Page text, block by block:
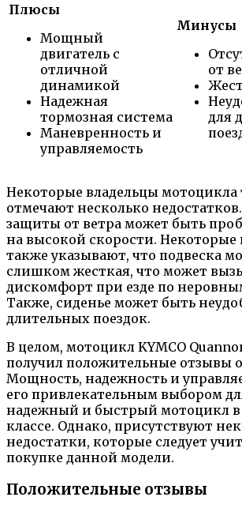
Плюсы
Мощный
двигатель с
отличной
динамикой
Надежная
тормозная система
Маневренность и
управляемость
Минусы
от
для
Некоторые владельцы мотоцикла
отмечают несколько
защиты от ветра может быть
на высокой скорости. Некоторые
также указывают, что подвеска
слишком жесткая, что может
дискомфорт при езде по
Также, сиденье может быть
длительных поездок.
В целом, мотоцикл KYMCO
получил положительные отзывы
Мощность, надежность и
его привлекательным выбором
надежный и быстрый мотоцикл в
классе. Однако, присутствуют
недостатки, которые следует
покупке данной модели.
Положительные отзывы